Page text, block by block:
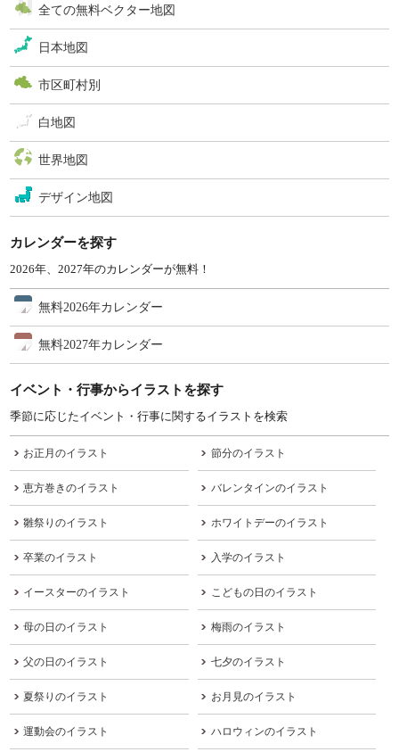
全ての無料ベクター地図
日本地図
市区町村別
白地図
世界地図
デザイン地図
カレンダーを探す
2026年、2027年のカレンダーが無料！
無料2026年カレンダー
無料2027年カレンダー
イベント・行事からイラストを探す
季節に応じたイベント・行事に関するイラストを検索
お正月のイラスト 節分のイラスト
恵方巻きのイラスト バレンタインのイラスト
雛祭りのイラスト ホワイトデーのイラスト
卒業のイラスト 入学のイラスト
イースターのイラスト こどもの日のイラスト
母の日のイラスト 梅雨のイラスト
父の日のイラスト 七夕のイラスト
夏祭りのイラスト お月見のイラスト
運動会のイラスト ハロウィンのイラスト